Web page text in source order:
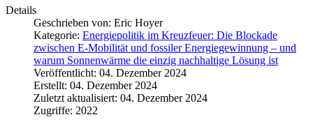
Details
Geschrieben von: Eric Hoyer
Kategorie: Energiepolitik im Kreuzfeuer: Die Blockade
zwischen E-Mobilität und fossiler Energiegewinnung – und
warum Sonnenwärme die einzig nachhaltige Lösung ist
Veröffentlicht: 04. Dezember 2024
Erstellt: 04. Dezember 2024
Zuletzt aktualisiert: 04. Dezember 2024
Zugriffe: 2022